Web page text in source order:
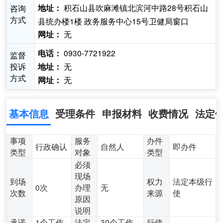
咨询
方式
地址： 积石山县吹麻滩镇北滨河中路28号积石山
县统办楼1楼 政务服务中心15号卫健局窗口
网址： 无
监督
投诉
方式
电话： 0930-7721922
地址： 无
网址： 无
基本信息 受理条件 申报材料 收费情况 法定
事项
类型
行政确认
服务
对象
自然人
办件
类型
即办件
到场
次数
0次
必须
现场
办理
原因
说明
无
权力
来源
法定本级行
使